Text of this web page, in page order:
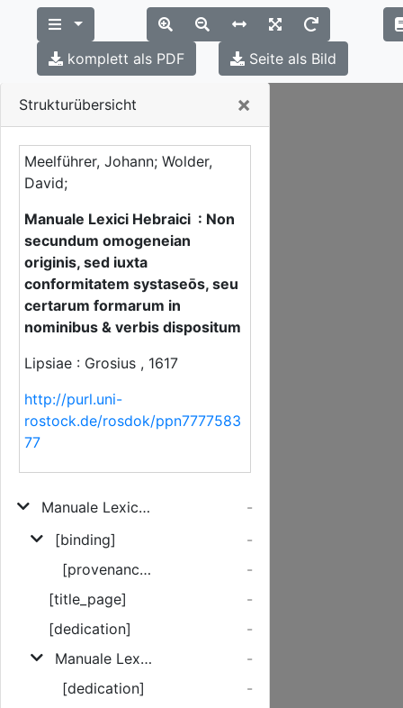
Strukturübersicht ×
Meelführer, Johann; Wolder,
David;
Manuale Lexici Hebraici : Non
secundum omogeneian
originis, sed iuxta
conformitatem systaseōs, seu
certarum formarum in
nominibus & verbis dispositum
Lipsiae : Grosius , 1617
http://purl.uni-
rostock.de/rosdok/ppn7777583
77
Manuale Lexici Hebraici
-
[binding]
-
[provenance]
-
[title_page]
-
[dedication]
-
Manuale Lexici Hebraici ...
-
[dedication]
-
komplett als PDF Seite als Bild